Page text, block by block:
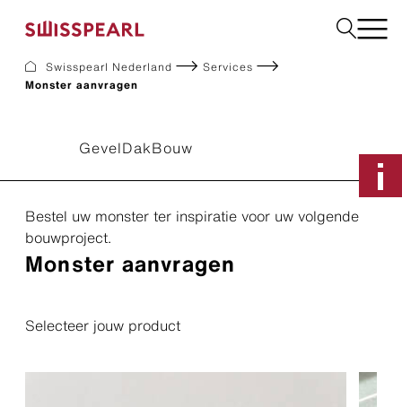
Bedrijf
Monster aanvragen
Duurzaamheid
Gevel
Interieur
Swisspearl Nederland
Services
Monster aanvragen
GevelDakBouw
Bestel uw monster ter inspiratie voor uw volgende
bouwproject.
Monster aanvragen
Selecteer jouw product